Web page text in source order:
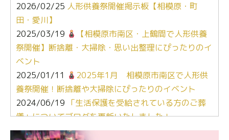
2026/02/25 人形供養祭開催掲示板【相模原・町
田・愛川】
2025/03/19
【相模原市南区・上鶴間で人形供養
祭開催】断捨離・大掃除・思い出整理にぴったりのイ
ベント
2025/01/11
2025年1月 相模原市南区で人形供
養祭開催！断捨離や大掃除にぴったりのイベント
2024/06/19 「生活保護を受給されている方のご葬
儀」についてブログを更新いたしました！
2024/03/06【終活なるほど教室】「マンガで学